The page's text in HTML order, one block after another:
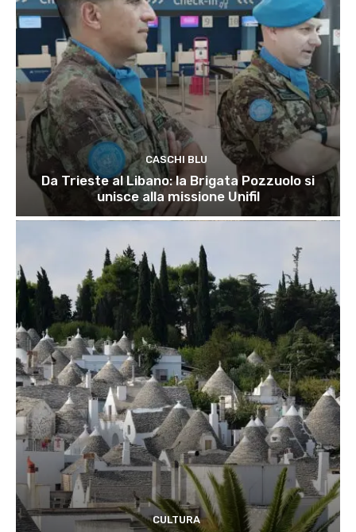
CASCHI BLU
Da Trieste al Libano: la Brigata Pozzuolo si
unisce alla missione Unifil
CULTURA